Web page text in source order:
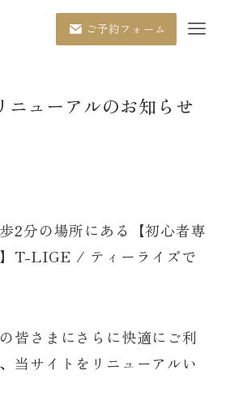
ご予約フォーム
ニューアルのお知らせ
2分の場所にある【初心者専
T-LIGE / ティーライズで
皆さまにさらに快適にご利
当サイトをリニューアルい